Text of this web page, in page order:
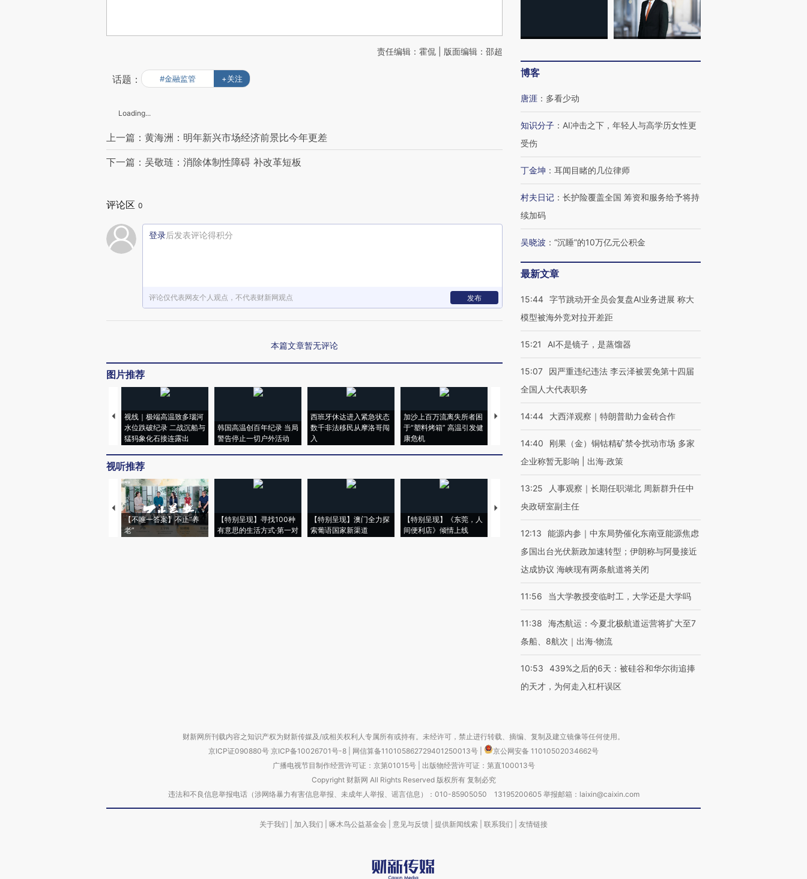
责任编辑：霍侃 | 版面编辑：邵超
话题： #金融监管 +关注
Loading...
上一篇：黄海洲：明年新兴市场经济前景比今年更差
下一篇：吴敬琏：消除体制性障碍 补改革短板
评论区 0
登录后发表评论得积分
评论仅代表网友个人观点，不代表财新网观点 发布
本篇文章暂无评论
图片推荐
视线｜极端高温致多瑙河
水位跌破纪录 二战沉船与
猛犸象化石接连露出
韩国高温创百年纪录 当局
警告停止一切户外活动
西班牙休达进入紧急状态
数千非法移民从摩洛哥闯
入
加沙上百万流离失所者困
于“塑料烤箱” 高温引发健
康危机
视线｜HYROX的吸金
术：是什么让中产们甘
心“花钱找虐”？
马航飞行员跨国走私7万
粒摇头丸 尿检体内含3种
毒品
度Z世代 用街头抗争将教
育部长拱下台
视听推荐
【不唯一答案】不止“养
老”
【特别呈现】寻找100种
有意思的生活方式·第一对
【特别呈现】澳门全力探
索葡语国家新渠道
【特别呈现】《东莞，人
间便利店》倾情上线
【推广】走进第四届链博
会，让数智科技“链”接产
【特别呈现】寻找100种
有意思的生活方式·第三对
CFO：不靠规模取胜，华
住三大增长引擎是什么？
博客
唐涯 ： 多看少动
知识分子 ： AI冲击之下，年轻人与高学历女性更
受伤
丁金坤 ： 耳闻目睹的几位律师
村夫日记 ： 长护险覆盖全国 筹资和服务给予将持
续加码
吴晓波 ： “沉睡”的10万亿元公积金
最新文章
15:44 字节跳动开全员会复盘AI业务进展 称大
模型被海外竞对拉开差距
15:21 AI不是镜子，是蒸馏器
15:07
因严重违纪违法 李云泽被罢免第十四届
全国人大代表职务
14:44 大西洋观察｜特朗普助力金砖合作
14:40
刚果（金）铜钴精矿禁令扰动市场 多家
企业称暂无影响 | 出海·政策
13:25
人事观察｜长期任职湖北 周新群升任中
央政研室副主任
12:13
能源内参｜中东局势催化东南亚能源焦虑
多国出台光伏新政加速转型；伊朗称与阿曼接近
达成协议 海峡现有两条航道将关闭
11:56 当大学教授变临时工，大学还是大学吗
11:38
海杰航运：今夏北极航道运营将扩大至7
条船、8航次｜出海·物流
10:53
439%之后的6天：被硅谷和华尔街追捧
的天才，为何走入杠杆误区
财新网所刊载内容之知识产权为财新传媒及/或相关权利人专属所有或持有。未经许可，禁止进行转载、摘编、复制及建立镜像等任何使用。
京ICP证090880号 京ICP备10026701号-8 网信算备110105862729401250013号
京公网安备 11010502034662号
广播电视节目制作经营许可证：京第01015号| 出版物经营许可证：第直100013号
Copyright 财新网 All Rights Reserved 版权所有 复制必究
违法和不良信息举报电话（涉网络暴力有害信息举报、未成年人举报、谣言信息）：010-85905050 13195200605 举报邮箱：laixin@caixin.com
关于我们 加入我们 啄木鸟公益基金会 意见与反馈 提供新闻线索 联系我们 友情链接